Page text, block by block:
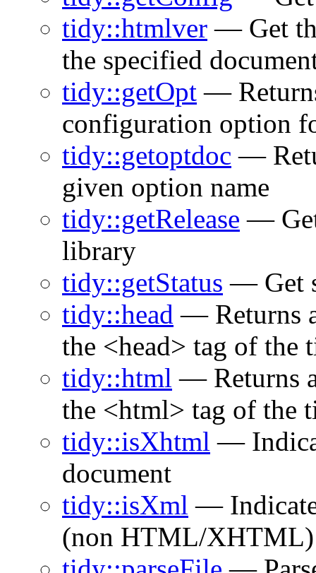
tidy::htmlver — Get
the specified
tidy::getOpt —
configuration option
tidy::getoptdoc —
given option name
tidy::getRelease —
library
tidy::getStatus — Get
tidy::head — Returns
the <head> tag of the
tidy::html — Returns
the <html> tag of the
tidy::isXhtml —
document
tidy::isXml —
(non HTML/